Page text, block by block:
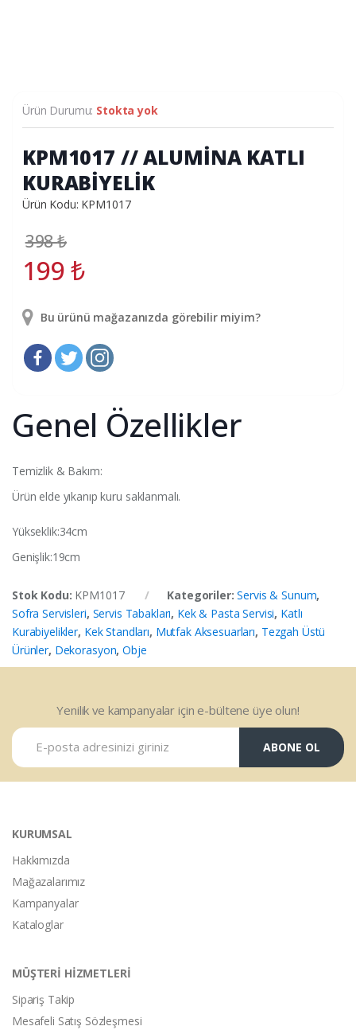
Ürün Durumu: Stokta yok
KPM1017 // ALUMİNA KATLI
KURABİYELİK
Ürün Kodu: KPM1017
398₺
199₺
Bu ürünü mağazanızda görebilir miyim?
Genel Özellikler
Temizlik & Bakım:
Ürün elde yıkanıp kuru saklanmalı.
Yükseklik:34cm
Genişlik:19cm
Stok Kodu: KPM1017 Kategoriler:Servis & Sunum,
Sofra Servisleri, Servis Tabakları, Kek & Pasta Servisi, Katlı
Kurabiyelikler, Kek Standları, Mutfak Aksesuarları, Tezgah Üstü
Ürünler, Dekorasyon,Obje
Yenilik ve kampanyalar için e-bültene üye olun!
ABONE OL
KURUMSAL
Hakkımızda
Mağazalarımız
Kampanyalar
Kataloglar
MÜŞTERİ HİZMETLERİ
Sipariş Takip
Mesafeli Satış Sözleşmesi